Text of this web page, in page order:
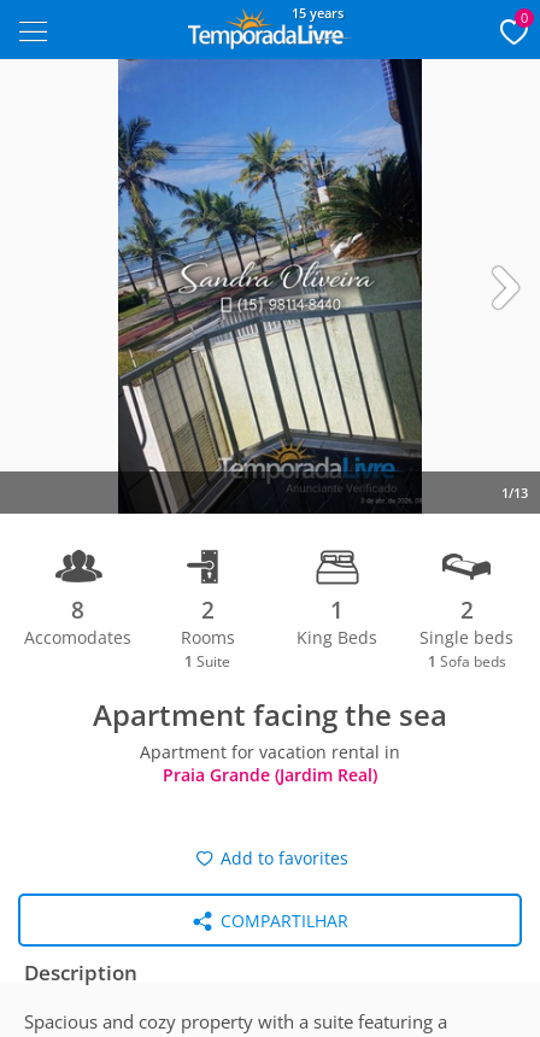
15 years 0
1/13
8
Accomodates
2
Rooms
1 Suite
1
King Beds
2
Single beds
1 Sofa beds
Apartment facing the sea
Apartment for vacation rental in
Praia Grande (Jardim Real)
Add to favorites
COMPARTILHAR
Description
Spacious and cozy property with a suite featuring a